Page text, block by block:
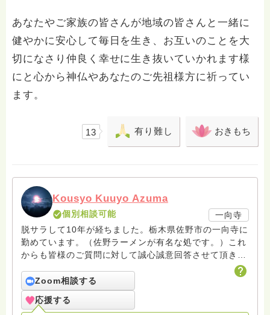
あなたやご家族の皆さんが地域の皆さんと一緒に
健やかに安心して毎日を生き、お互いのことを大
切になさり仲良く幸せに生き抜いていかれます様
にと心から神仏やあなたのご先祖様方に祈ってい
ます。
13 有り難し おきもち
Kousyo Kuuyo Azuma
個別相談可能
一向寺
脱サラして10年が経ちました。栃木県佐野市の一向寺に
勤めています。（佐野ラーメンが有名な処です。）これ
からも皆様のご質問に対して誠心誠意回答させて頂きた
いと存じます。まだまだ修行中の身ですので至らぬ点あ
ろうかとは存じますが共に精進して参りましょうね。お
寺にもお気軽に遊びに来てください。
Zoom相談する
応援する